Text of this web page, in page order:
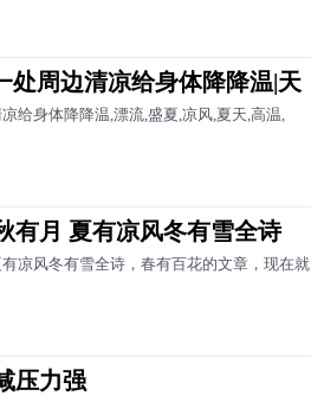
处周边清凉给身体降降温|天
给身体降降温,漂流,盛夏,凉风,夏天,高温,
有月 夏有凉风冬有雪全诗
凉风冬有雪全诗，春有百花的文章，现在就
压力强